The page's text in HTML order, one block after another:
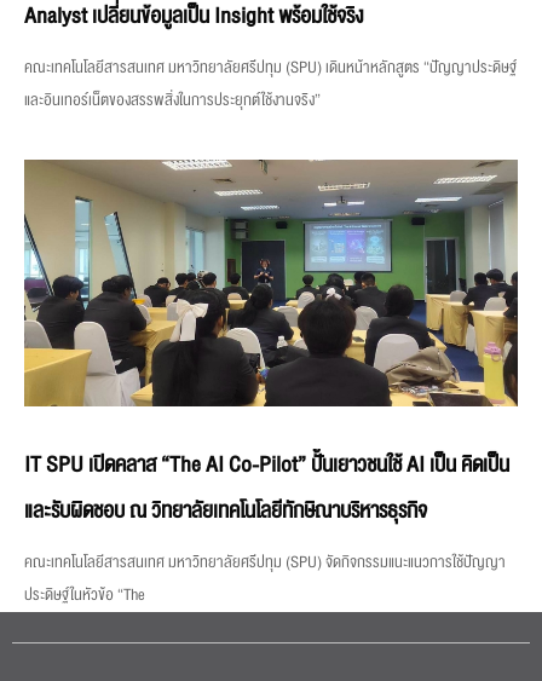
Analyst เปลี่ยนข้อมูลเป็น Insight พร้อมใช้จริง
คณะเทคโนโลยีสารสนเทศ มหาวิทยาลัยศรีปทุม (SPU) เดินหน้าหลักสูตร “ปัญญาประดิษฐ์
และอินเทอร์เน็ตของสรรพสิ่งในการประยุกต์ใช้งานจริง”
IT SPU เปิดคลาส “The AI Co-Pilot” ปั้นเยาวชนใช้ AI เป็น คิดเป็น
และรับผิดชอบ ณ วิทยาลัยเทคโนโลยีทักษิณาบริหารธุรกิจ
คณะเทคโนโลยีสารสนเทศ มหาวิทยาลัยศรีปทุม (SPU) จัดกิจกรรมแนะแนวการใช้ปัญญา
ประดิษฐ์ในหัวข้อ “The